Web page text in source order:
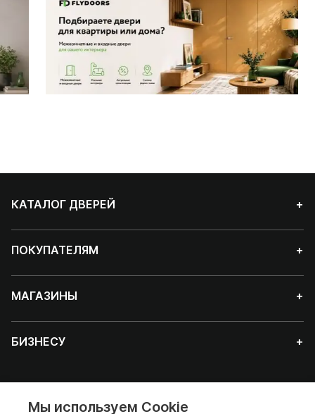
КАТАЛОГ ДВЕРЕЙ +
ПОКУПАТЕЛЯМ +
МАГАЗИНЫ +
БИЗНЕСУ +
Красноярск
Мы используем Cookie